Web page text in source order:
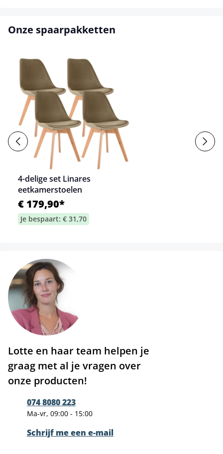
Onze spaarpakketten
4-delige set Linares
eetkamerstoelen
€ 179,90*
Je bespaart: € 31,70
Lotte en haar team helpen je
graag met al je vragen over
onze producten!
074 8080 223
Ma-vr, 09:00 - 15:00
Schrijf me een e-mail